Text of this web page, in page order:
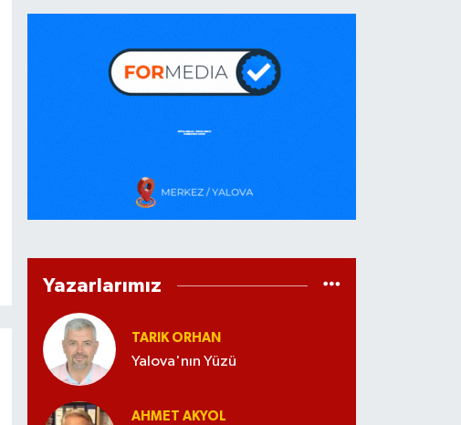
Yazarlarımız
TARIK ORHAN
Yalova'nın Yüzü
AHMET AKYOL